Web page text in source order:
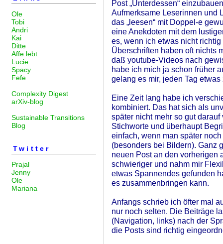
Ole
Tobi
Andri
Kai
Ditte
Affe lebt
Lucie
Spacy
Fefe
Complexity Digest
arXiv-blog
Sustainable Transitions
Blog
Twitter
Prajal
Jenny
Ole
Mariana
Post „Unterdessen“
Aufmerksame Leserinnen und
das „leesen“ mit Doppel-e
eine Anekdoten mit dem
es, wenn ich etwas nicht
Überschriften haben oft nichts
daß youtube-Videos nach
habe ich mich ja schon früher
gelang es mir, jeden Tag etwas
Eine Zeit lang habe ich
kombiniert. Das hat sich als
später nicht mehr so gut
Stichworte und überhaupt
einfach, wenn man später
(besonders bei Bildern). Ganz
neuen Post an den vorherigen
schwieriger und nahm mir
etwas Spannendes gefunden
es zusammenbringen kann.
Anfangs schrieb ich öfter mal
nur noch selten. Die Beiträge
(Navigation, links) nach der
die Posts sind richtig